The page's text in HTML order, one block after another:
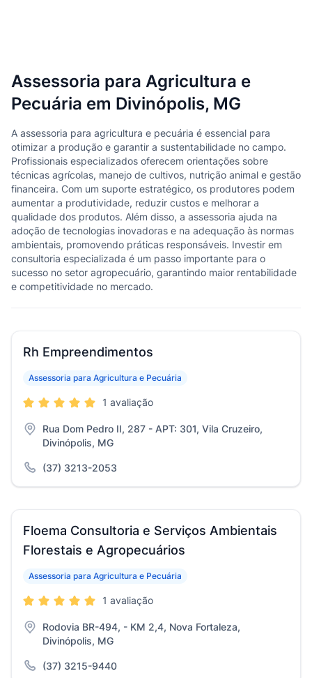
Assessoria para Agricultura e
Pecuária em Divinópolis, MG
A assessoria para agricultura e pecuária é essencial para
otimizar a produção e garantir a sustentabilidade no campo.
Profissionais especializados oferecem orientações sobre
técnicas agrícolas, manejo de cultivos, nutrição animal e gestão
financeira. Com um suporte estratégico, os produtores podem
aumentar a produtividade, reduzir custos e melhorar a
qualidade dos produtos. Além disso, a assessoria ajuda na
adoção de tecnologias inovadoras e na adequação às normas
ambientais, promovendo práticas responsáveis. Investir em
consultoria especializada é um passo importante para o
sucesso no setor agropecuário, garantindo maior rentabilidade
e competitividade no mercado.
Rh Empreendimentos
Assessoria para Agricultura e Pecuária
1 avaliação
Rua Dom Pedro II, 287 - APT: 301, Vila Cruzeiro,
Divinópolis, MG
(37) 3213-2053
Floema Consultoria e Serviços Ambientais
Florestais e Agropecuários
Assessoria para Agricultura e Pecuária
1 avaliação
Rodovia BR-494, - KM 2,4, Nova Fortaleza,
Divinópolis, MG
(37) 3215-9440